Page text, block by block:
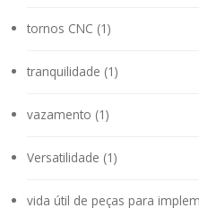
tornos CNC (1)
tranquilidade (1)
vazamento (1)
Versatilidade (1)
vida útil de peças para